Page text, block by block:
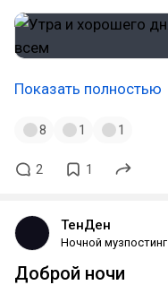
Показать полностью
8 1 1
2 1
ТенДен
Ночной музпостинг
Доброй ночи